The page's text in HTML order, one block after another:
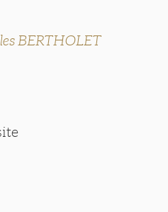
BERTHOLET